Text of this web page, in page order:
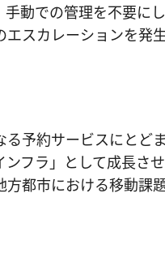
動での管理を不要に
スカレーションを発
予約サービスにとど
フラ」として成長さ
方都市における移動課